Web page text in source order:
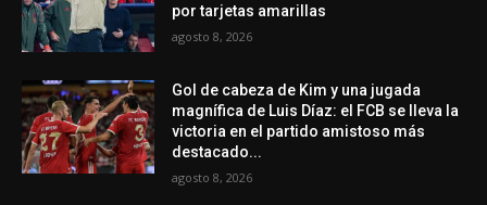
por tarjetas amarillas
agosto 8, 2026
Gol de cabeza de Kim y una jugada
magnífica de Luis Díaz: el FCB se lleva la
victoria en el partido amistoso más
destacado...
agosto 8, 2026